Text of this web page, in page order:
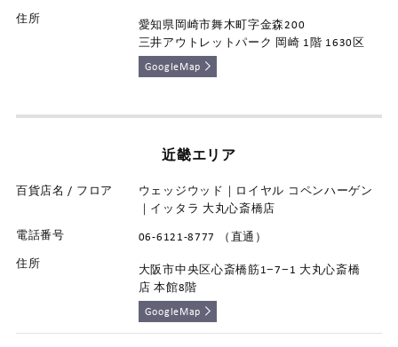
愛知県岡崎市舞木町字金森200
三井アウトレットパーク 岡崎 1階 1630区
GoogleMap
近畿エリア
ウェッジウッド｜ロイヤル コペンハーゲン
｜イッタラ 大丸心斎橋店
06-6121-8777 （直通）
大阪市中央区心斎橋筋1−7−1 大丸心斎橋
店 本館8階
GoogleMap